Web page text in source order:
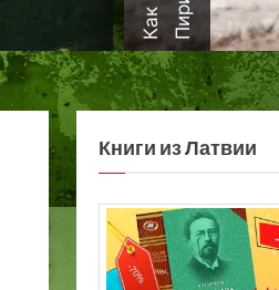
Книги из Латвии